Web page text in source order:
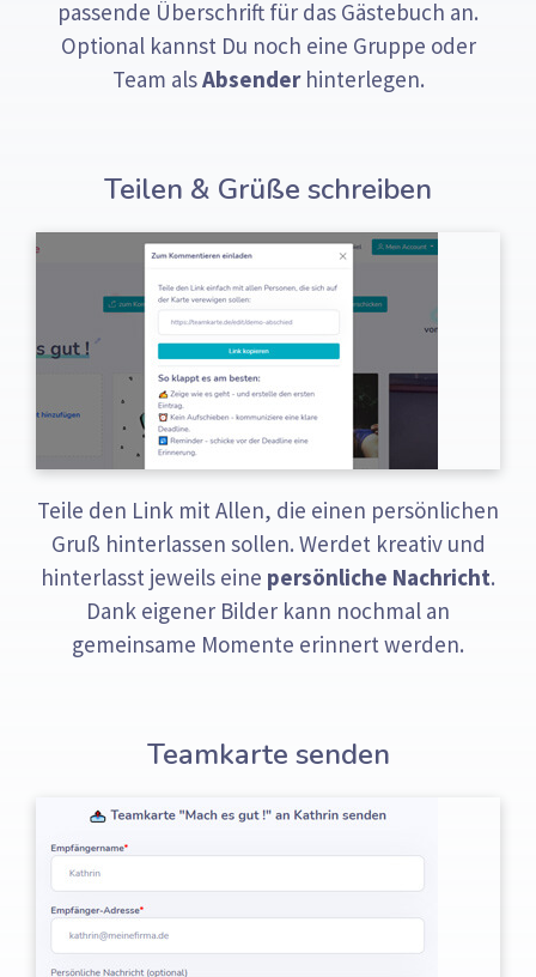
passende Überschrift für das Gästebuch an.
Optional kannst Du noch eine Gruppe oder
Team alsAbsenderhinterlegen.
Teilen & Grüße schreiben
Teile den Link mit Allen, die einen persönlichen
Gruß hinterlassen sollen. Werdet kreativ und
hinterlasst jeweils eine persönliche Nachricht.
Dank eigener Bilder kann nochmal an
gemeinsame Momente erinnert werden.
Teamkarte senden